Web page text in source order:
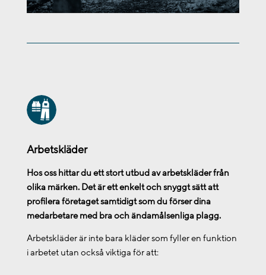
Arbetskläder
Hos oss hittar du ett stort utbud av arbetskläder från
olika märken. Det är ett enkelt och snyggt sätt att
profilera företaget samtidigt som du förser dina
medarbetare med bra och ändamålsenliga plagg.
Arbetskläder är inte bara kläder som fyller en funktion
i arbetet utan också viktiga för att: